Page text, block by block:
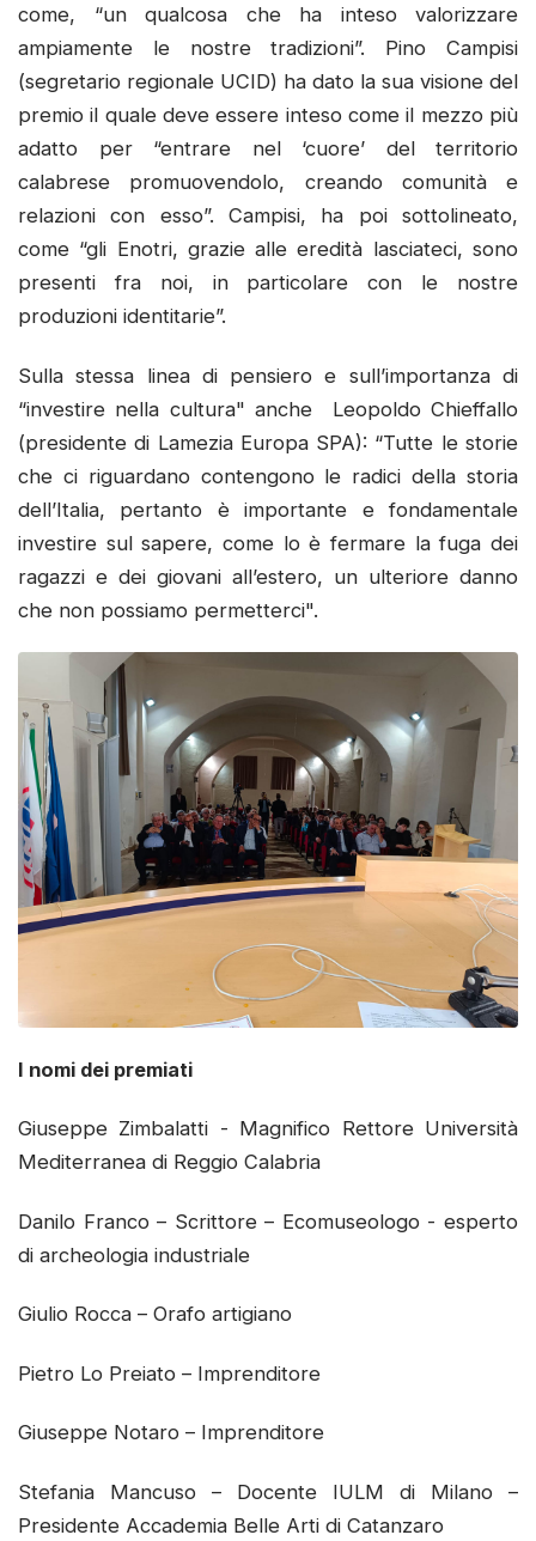
come, “un qualcosa che ha inteso valorizzare
ampiamente le nostre tradizioni”. Pino Campisi
(segretario regionale UCID) ha dato la sua visione del
premio il quale deve essere inteso come il mezzo più
adatto per “entrare nel ‘cuore’ del territorio
calabrese promuovendolo, creando comunità e
relazioni con esso”. Campisi, ha poi sottolineato,
come “gli Enotri, grazie alle eredità lasciateci, sono
presenti fra noi, in particolare con le nostre
produzioni identitarie”.
Sulla stessa linea di pensiero e sull’importanza di
“investire nella cultura" anche Leopoldo Chieffallo
(presidente di Lamezia Europa SPA): “Tutte le storie
che ci riguardano contengono le radici della storia
dell’Italia, pertanto è importante e fondamentale
investire sul sapere, come lo è fermare la fuga dei
ragazzi e dei giovani all’estero, un ulteriore danno
che non possiamo permetterci".
I nomi dei premiati
Giuseppe Zimbalatti - Magnifico Rettore Università
Mediterranea di Reggio Calabria
Danilo Franco – Scrittore – Ecomuseologo - esperto
di archeologia industriale
Giulio Rocca – Orafo artigiano
Pietro Lo Preiato – Imprenditore
Giuseppe Notaro – Imprenditore
Stefania Mancuso – Docente IULM di Milano –
Presidente Accademia Belle Arti di Catanzaro